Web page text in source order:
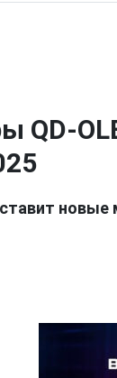
QD-
новые